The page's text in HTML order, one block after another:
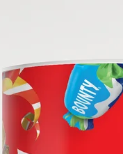
en quelques